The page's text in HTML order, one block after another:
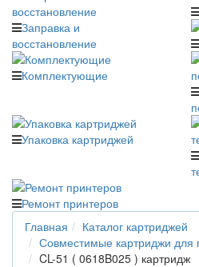
Заправка и
восстановление
Комплектующие
Упаковка картриджей
Ремонт принтеров
Главная
Каталог картриджей
Совместимые картриджи для
CL-51 ( 0618B025 ) картридж